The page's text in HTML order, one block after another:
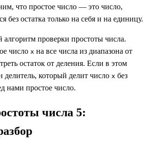
что простое число — это число,
без остатка только на себя и на единицу.
алгоритм проверки простоты числа.
число x на все числа из диапазона от
остаток от деления. Если в этом
делитель, который делит число x без
нами простое число.
числа 5: